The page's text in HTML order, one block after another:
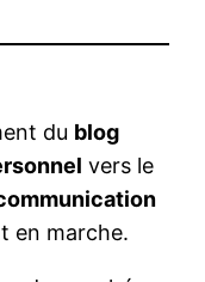
du blog
vers le
en marche.